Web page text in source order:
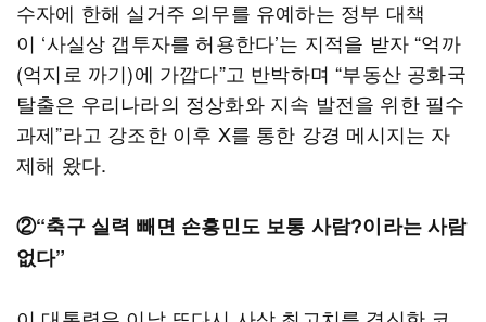
수자에 한해 실거주 의무를 유예하는 정부 대책
이 ‘사실상 갭투자를 허용한다’는 지적을 받자 “억까
(억지로 까기)에 가깝다”고 반박하며 “부동산 공화국
탈출은 우리나라의 정상화와 지속 발전을 위한 필수
과제”라고 강조한 이후 X를 통한 강경 메시지는 자
제해 왔다.
②“축구 실력 빼면 손흥민도 보통 사람?이라는 사람
없다”